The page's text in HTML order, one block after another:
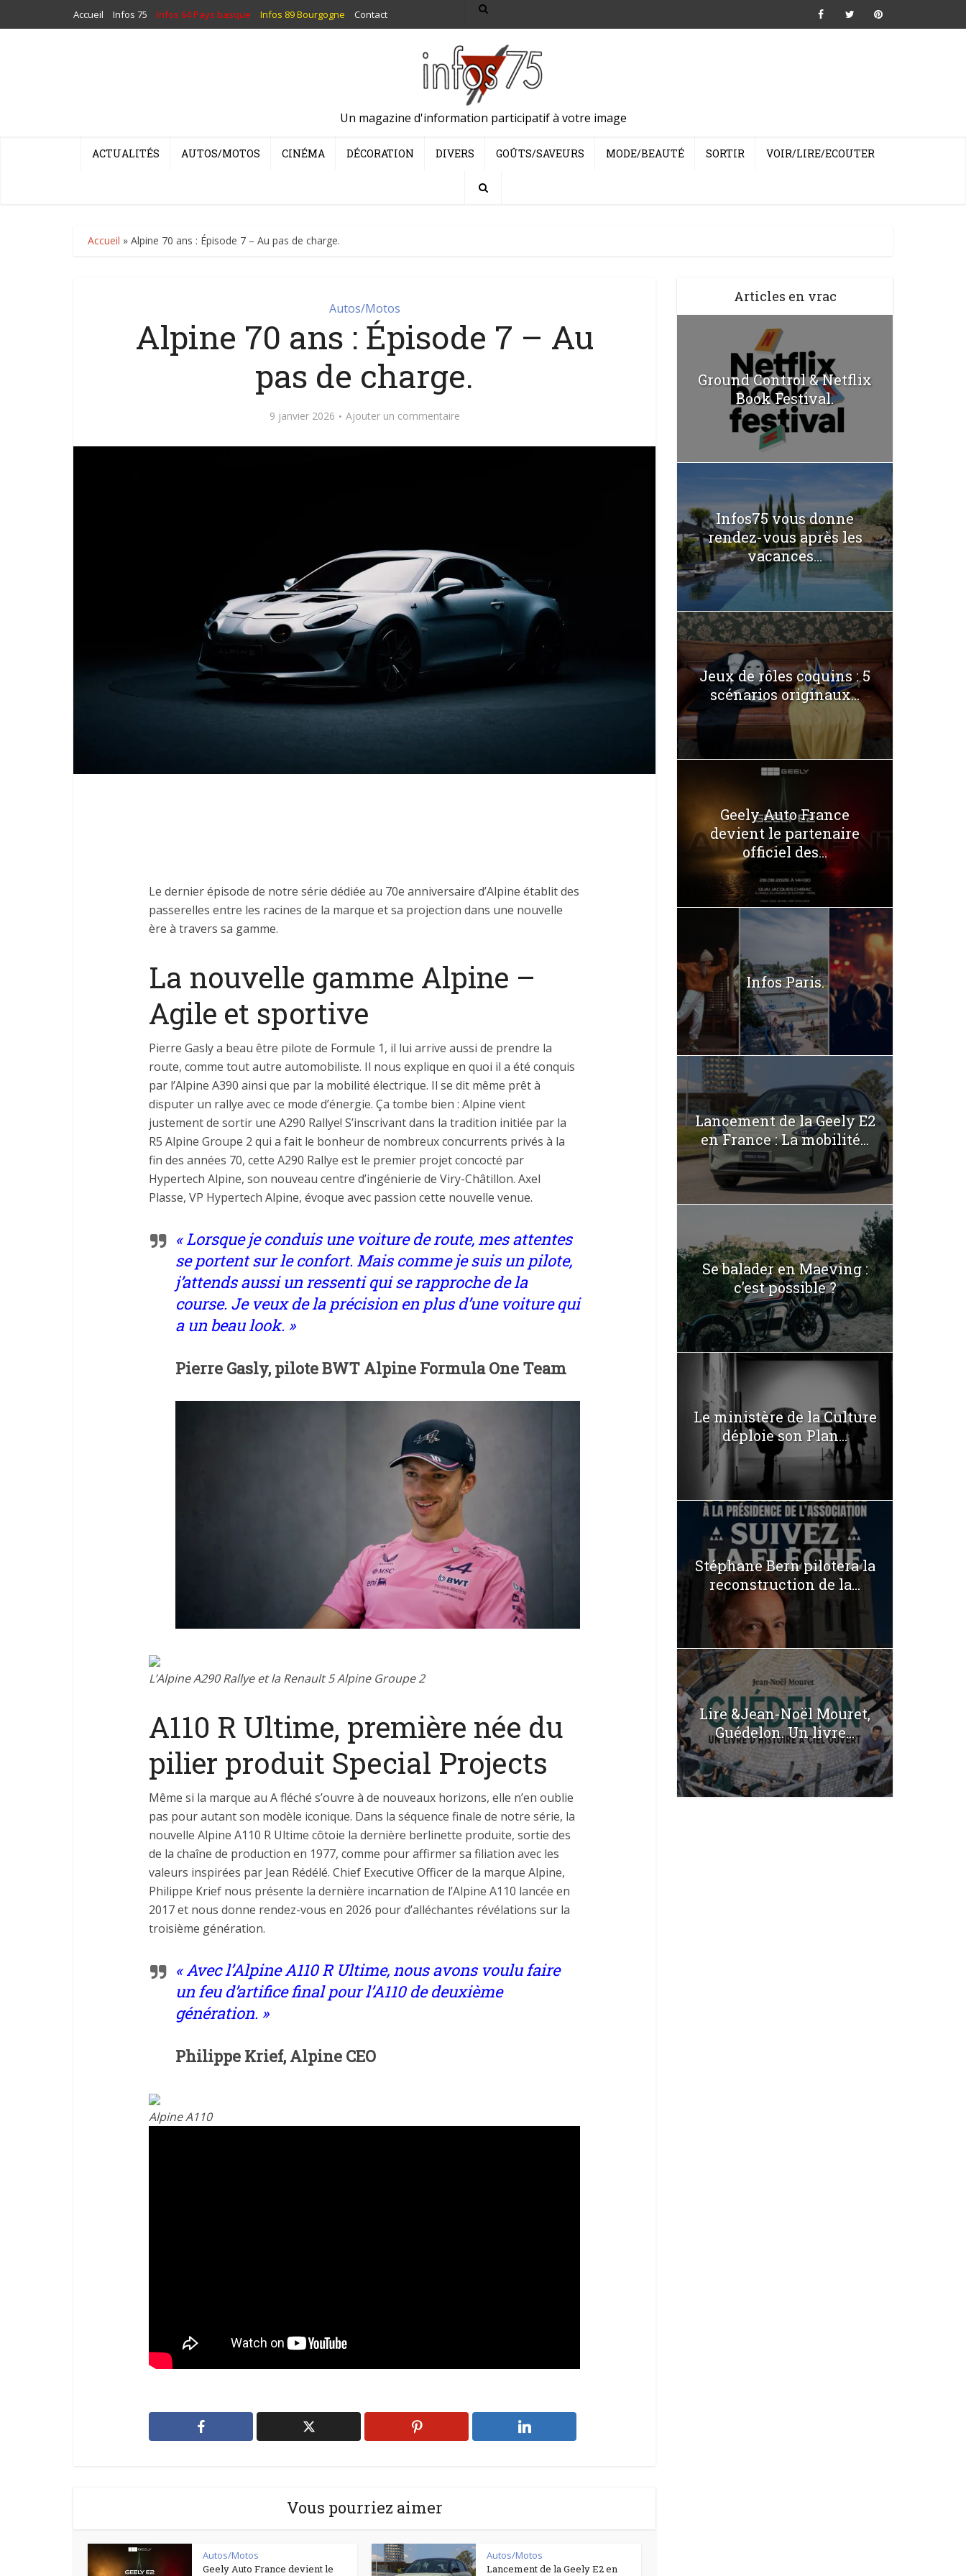
Accueil Infos 75 Infos 64 Pays basque Infos 89 Bourgogne Contact
Un magazine d'information participatif à votre image
ACTUALITÉS AUTOS/MOTOS CINÉMA DÉCORATION DIVERS GOÛTS/SAVEURS MODE/BEAUTÉ SORTIR VOIR/LIRE/ECOUTER
Accueil » Alpine 70 ans : Épisode 7 – Au pas de charge.
Autos/Motos
Alpine 70 ans : Épisode 7 – Au
pas de charge.
9 janvier 2026 Ajouter un commentaire
Le dernier épisode de notre série dédiée au 70e anniversaire d’Alpine établit des
passerelles entre les racines de la marque et sa projection dans une nouvelle
ère à travers sa gamme.
La nouvelle gamme Alpine –
Agile et sportive
Pierre Gasly a beau être pilote de Formule 1, il lui arrive aussi de prendre la
route, comme tout autre automobiliste. Il nous explique en quoi il a été conquis
par l’Alpine A390 ainsi que par la mobilité électrique. Il se dit même prêt à
disputer un rallye avec ce mode d’énergie. Ça tombe bien : Alpine vient
justement de sortir une A290 Rallye! S’inscrivant dans la tradition initiée par la
R5 Alpine Groupe 2 qui a fait le bonheur de nombreux concurrents privés à la
fin des années 70, cette A290 Rallye est le premier projet concocté par
Hypertech Alpine, son nouveau centre d’ingénierie de Viry-Châtillon. Axel
Plasse, VP Hypertech Alpine, évoque avec passion cette nouvelle venue.
« Lorsque je conduis une voiture de route, mes attentes
se portent sur le confort. Mais comme je suis un pilote,
j’attends aussi un ressenti qui se rapproche de la
course. Je veux de la précision en plus d’une voiture qui
a un beau look. »
Pierre Gasly, pilote BWT Alpine Formula One Team
L’Alpine A290 Rallye et la Renault 5 Alpine Groupe 2
A110 R Ultime, première née du
pilier produit Special Projects
Même si la marque au A fléché s’ouvre à de nouveaux horizons, elle n’en oublie
pas pour autant son modèle iconique. Dans la séquence finale de notre série, la
nouvelle Alpine A110 R Ultime côtoie la dernière berlinette produite, sortie des
de la chaîne de production en 1977, comme pour affirmer sa filiation avec les
valeurs inspirées par Jean Rédélé. Chief Executive Officer de la marque Alpine,
Philippe Krief nous présente la dernière incarnation de l’Alpine A110 lancée en
2017 et nous donne rendez-vous en 2026 pour d’alléchantes révélations sur la
troisième génération.
« Avec l’Alpine A110 R Ultime, nous avons voulu faire
un feu d’artifice final pour l’A110 de deuxième
génération. »
Philippe Krief, Alpine CEO
Alpine A110
Vous pourriez aimer
Autos/Motos
Geely Auto France devient le
Autos/Motos
Lancement de la Geely E2 en
Articles en vrac
Ground Control & Netflix
Book Festival.
Infos75 vous donne
rendez-vous après les
vacances...
Jeux de rôles coquins : 5
scénarios originaux...
Geely Auto France
devient le partenaire
officiel des...
Infos Paris.
Lancement de la Geely E2
en France : La mobilité...
Se balader en Maeving :
c’est possible ?
Le ministère de la Culture
déploie son Plan...
Stéphane Bern pilotera la
reconstruction de la...
Lire &Jean-Noël Mouret,
Guédelon. Un livre...